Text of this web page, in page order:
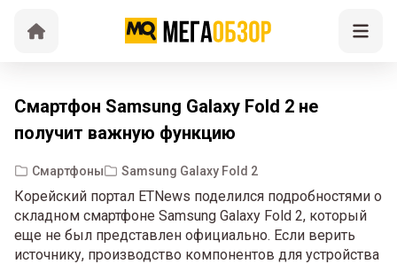
Смартфон Samsung Galaxy Fold 2 не
получит важную функцию
Смартфоны Samsung Galaxy Fold 2
Корейский портал ETNews поделился подробностями о
складном смартфоне Samsung Galaxy Fold 2, который
еще не был представлен официально. Если верить
источнику, производство компонентов для устройства